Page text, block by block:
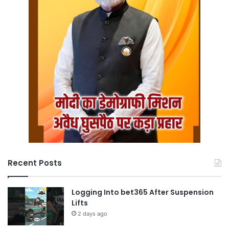
Recent Posts
Logging Into bet365 After Suspension
Lifts
2 days ago